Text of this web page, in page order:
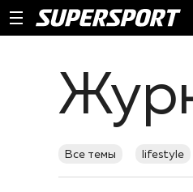
Все темы lifestyle
подборки
советы